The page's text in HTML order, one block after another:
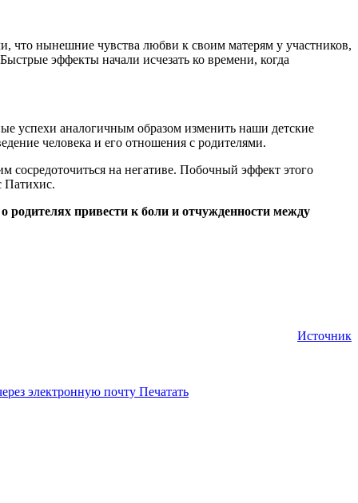
что нынешние чувства любви к своим матерям у участников,
эффекты начали исчезать ко времени, когда
успехи аналогичным образом изменить наши детские
человека и его отношения с родителями.
сосредоточиться на негативе. Побочный эффект этого
Патихис.
привести к боли и отчужденности между
Источник
электронную почту Печатать